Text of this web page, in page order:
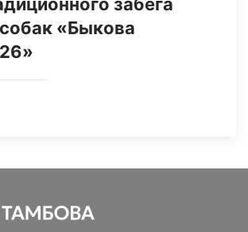
забега
«Быкова